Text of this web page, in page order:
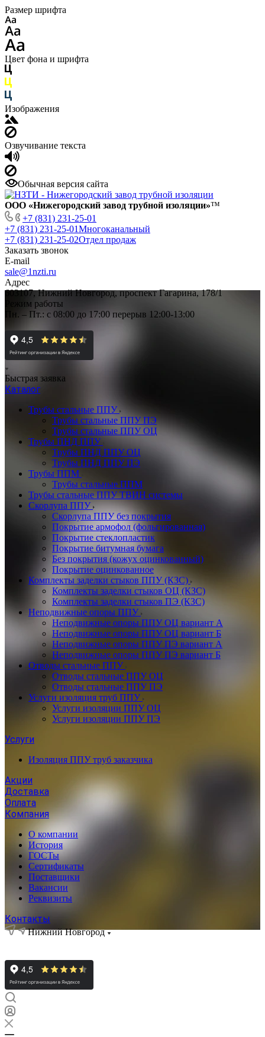
Размер шрифта
Цвет фона и шрифта
Изображения
Озвучивание текста
Обычная версия сайта
ООО «Нижегородский завод трубной изоляции»™
+7 (831) 231-25-01
+7 (831) 231-25-01Многоканальный
+7 (831) 231-25-02Отдел продаж
Заказать звонок
E-mail
sale@1nzti.ru
Адрес
603107, Нижний Новгород, проспект Гагарина, 178/1
Режим работы
Пн. – Пт.: с 08:00 до 17:00 перерыв 12:00-13:00
Быстрая заявка
Каталог
Трубы стальные ППУ
Трубы стальные ППУ ПЭ
Трубы стальные ППУ ОЦ
Трубы ПНД ППУ
Трубы ПНД ППУ ОЦ
Трубы ПНД ППУ ПЭ
Трубы ППМ
Трубы стальные ППМ
Трубы стальные ППУ ТВИН системы
Скорлупа ППУ
Скорлупа ППУ без покрытия
Покрытие армофол (фольгированная)
Покрытие стеклопластик
Покрытие битумная бумага
Без покрытия (кожух оцинкованный)
Покрытие оцинкованное
Комплекты заделки стыков ППУ (КЗС)
Комплекты заделки стыков ОЦ (КЗС)
Комплекты заделки стыков ПЭ (КЗС)
Неподвижные опоры ППУ
Неподвижные опоры ППУ ОЦ вариант А
Неподвижные опоры ППУ ОЦ вариант Б
Неподвижные опоры ППУ ПЭ вариант А
Неподвижные опоры ППУ ПЭ вариант Б
Отводы стальные ППУ
Отводы стальные ППУ ОЦ
Отводы стальные ППУ ПЭ
Услуги изоляция труб ППУ
Услуги изоляции ППУ ОЦ
Услуги изоляции ППУ ПЭ
Услуги
Изоляция ППУ труб заказчика
Акции
Доставка
Оплата
Компания
О компании
История
ГОСТы
Сертификаты
Поставщики
Вакансии
Реквизиты
Контакты
Нижний Новгород